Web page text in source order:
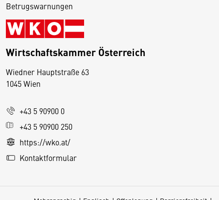
Betrugswarnungen
Wirtschaftskammer Österreich
Wiedner Hauptstraße 63
1045 Wien
+43 5 90900 0
+43 5 90900 250
https://wko.at/
Kontaktformular
D
s
e
S
e